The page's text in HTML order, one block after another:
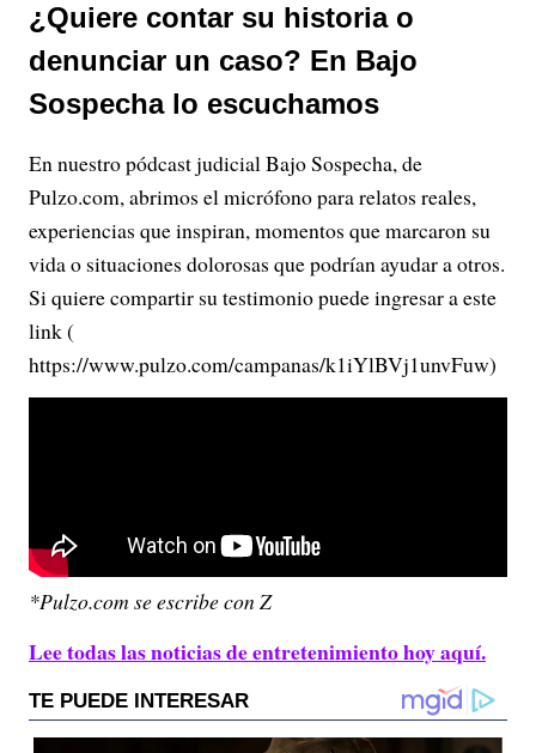
¿Quiere contar su historia o
denunciar un caso? En Bajo
Sospecha lo escuchamos
En nuestro pódcast judicial Bajo Sospecha, de
Pulzo.com, abrimos el micrófono para relatos reales,
experiencias que inspiran, momentos que marcaron su
vida o situaciones dolorosas que podrían ayudar a otros.
Si quiere compartir su testimonio puede ingresar a este
link (
https://www.pulzo.com/campanas/k1iYlBVj1unvFuw)
*Pulzo.com se escribe con Z
Lee todas las noticias de entretenimiento hoy aquí.